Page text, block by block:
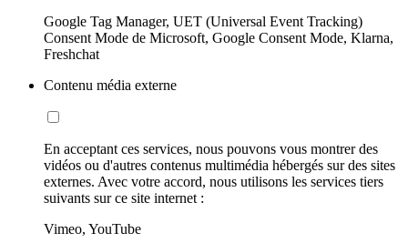
Google Tag Manager, UET (Universal Event Tracking)
Consent Mode de Microsoft, Google Consent Mode, Klarna,
Freshchat
Contenu média externe
En acceptant ces services, nous pouvons vous montrer des
vidéos ou d'autres contenus multimédia hébergés sur des sites
externes. Avec votre accord, nous utilisons les services tiers
suivants sur ce site internet :
Vimeo, YouTube